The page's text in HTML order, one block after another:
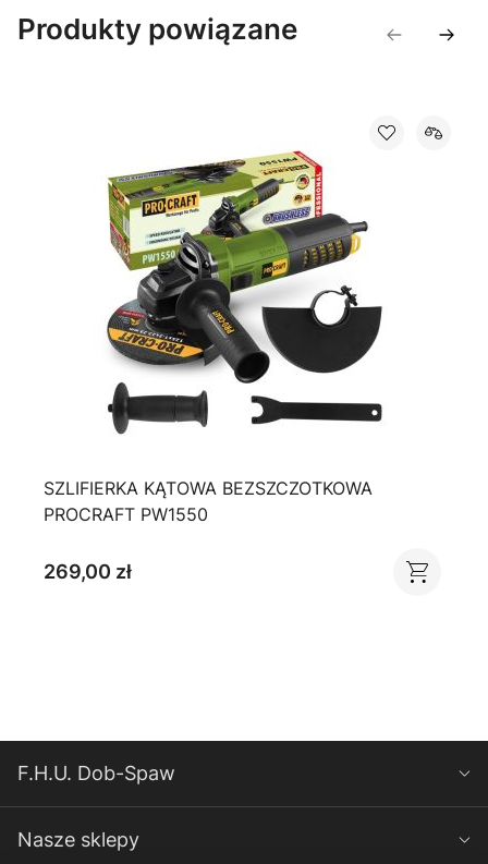
Produkty powiązane
SZLIFIERKA KĄTOWA BEZSZCZOTKOWA
PROCRAFT PW1550
269,00 zł
F.H.U. Dob-Spaw
Nasze sklepy